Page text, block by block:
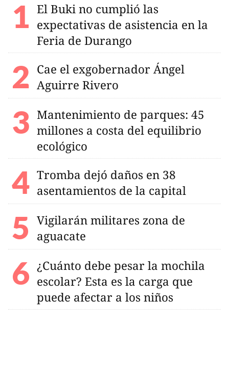
El Buki no cumplió las
expectativas de asistencia en la
Feria de Durango
Cae el exgobernador Ángel
Aguirre Rivero
Mantenimiento de parques: 45
millones a costa del equilibrio
ecológico
Tromba dejó daños en 38
asentamientos de la capital
Vigilarán militares zona de
aguacate
¿Cuánto debe pesar la mochila
escolar? Esta es la carga que
puede afectar a los niños